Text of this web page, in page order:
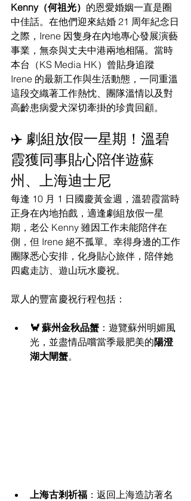
Kenny（何祖光） 的恩愛婚姻一直是圈
中佳話。在他們迎來結婚 21 周年紀念日
之際，Irene 因隻身在內地專心發展演藝
事業，無奈與丈夫中港兩地相隔。當時
本台（KS Media HK）曾貼身追蹤
Irene 的最新工作與生活動態，一同重溫
這段交織著工作熱忱、團隊溫情以及對
高齡患病愛犬深切牽掛的珍貴回顧。
✈️ 劇組放假一星期！溫碧
霞獲同事貼心陪伴遊蘇
州、上海迪士尼
每逢 10 月 1 日國慶黃金週，溫碧霞當時
正身在內地拍戲，適逢劇組放假一星
期，老公 Kenny 雖因工作未能陪伴在
側，但 Irene 絕不孤單。幸得身邊的工作
團隊悉心安排，化身貼心旅伴，陪伴她
四處走訪、遊山玩水慶祝。
眾人的豐富慶祝行程包括：
🦀 蘇州金秋品蟹 ：遊覽蘇州明媚風
光，並盡情品嚐當季最肥美的陽澄
湖大閘蟹。
上海古剎祈福 ：返回上海造訪著名